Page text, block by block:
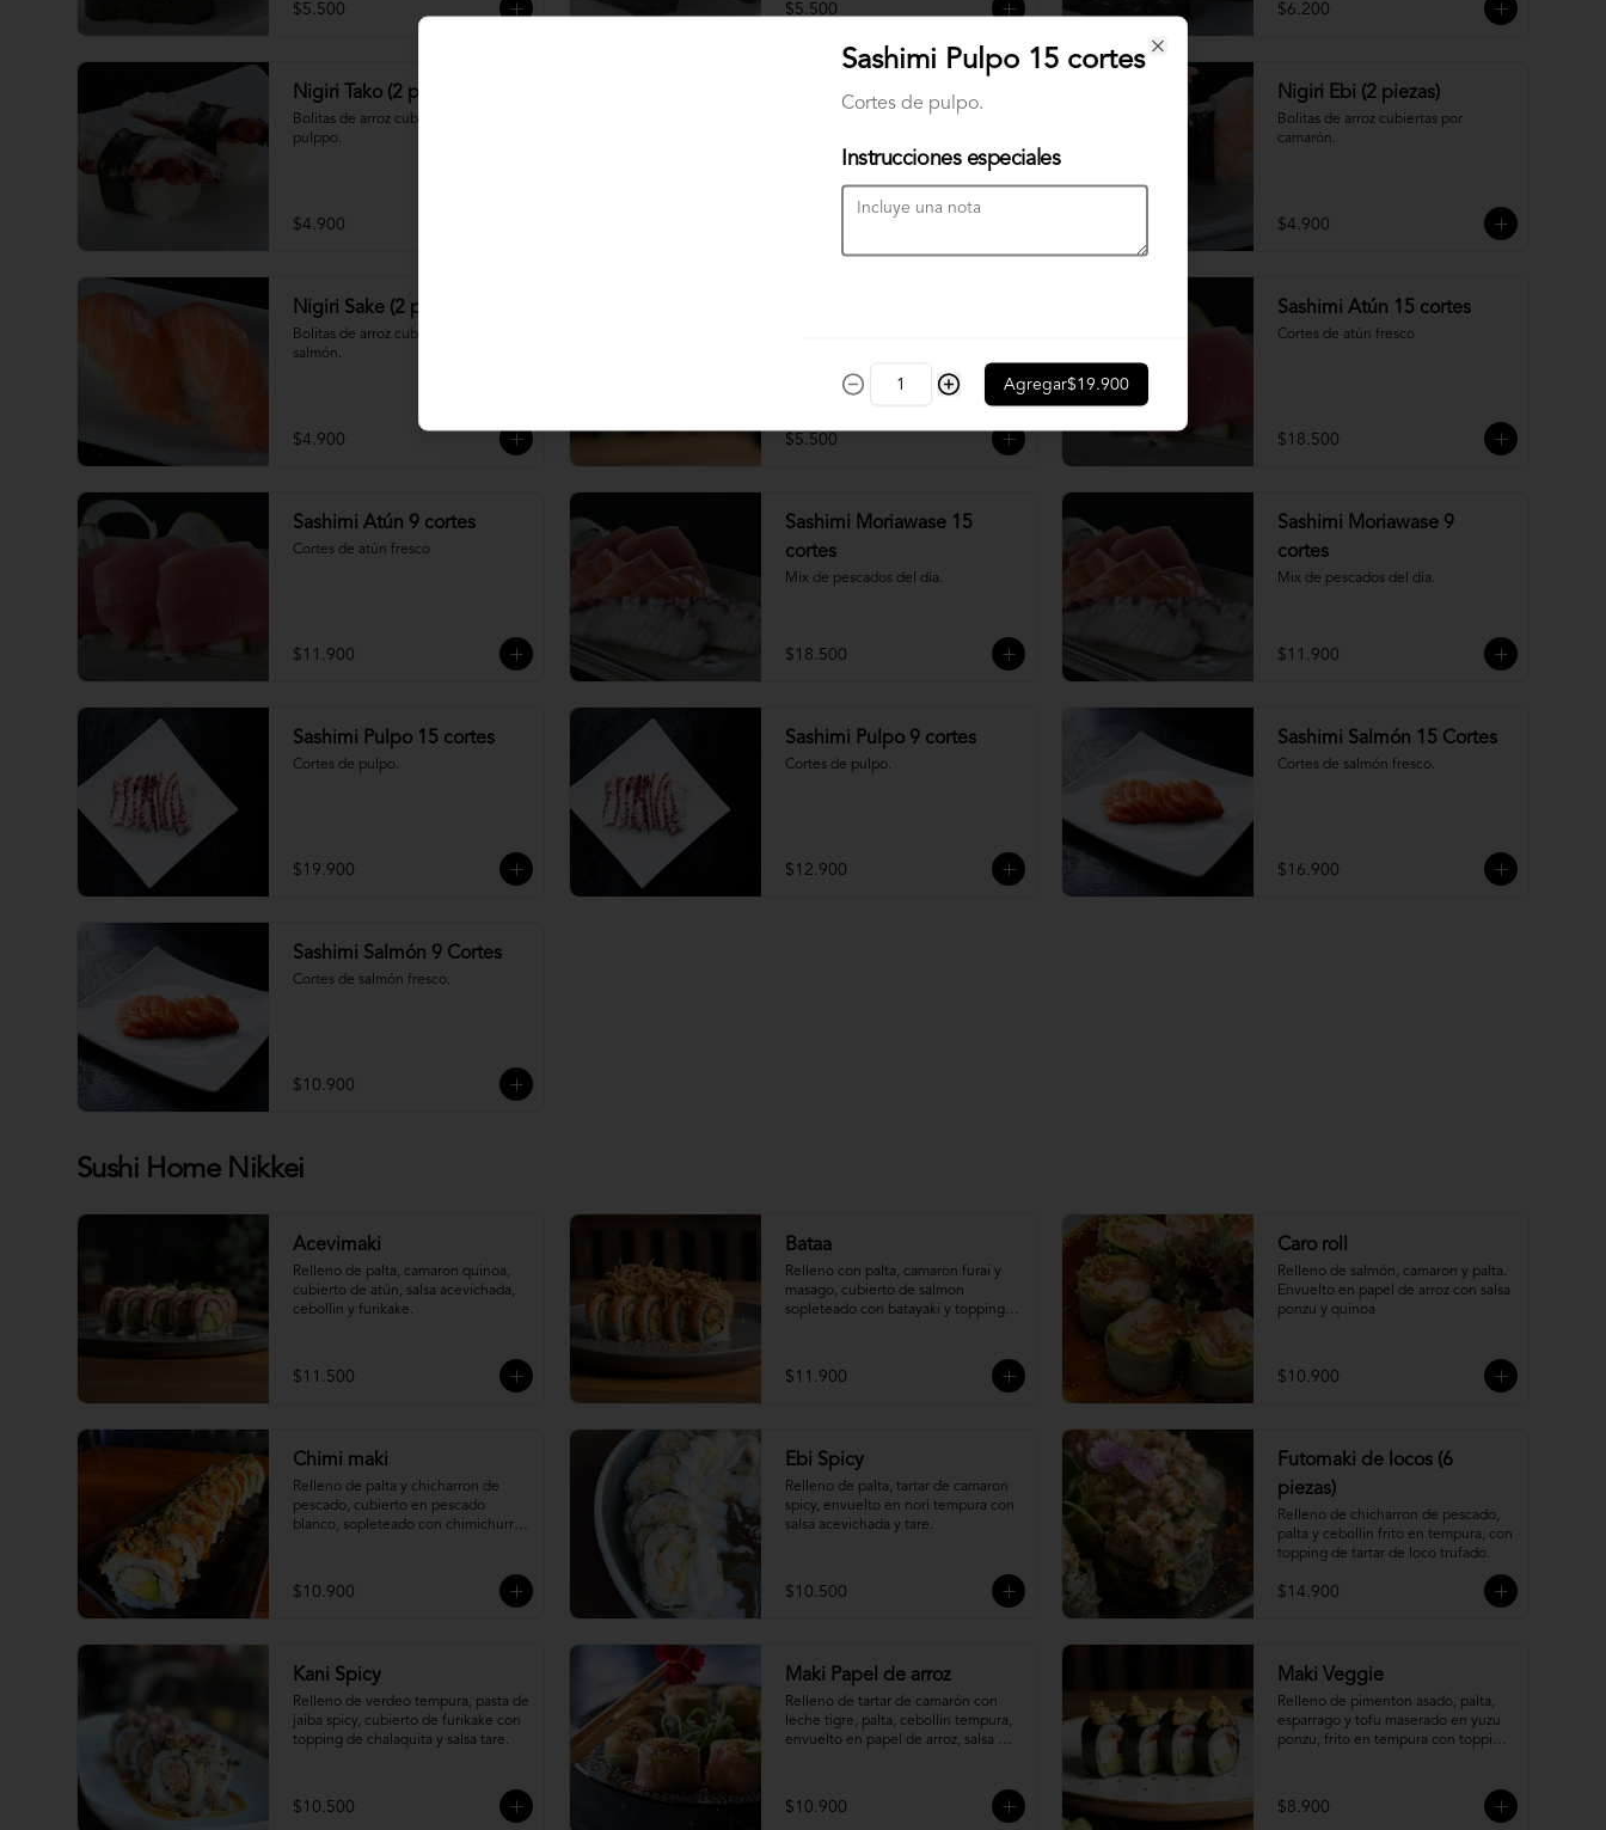
$5.500 $5.500 $6.200
Nigiri Tako (2 piezas)
Bolitas de arroz cubiertas por
pulppo.
$4.900
Nigiri Atún (2 piezas)
Bolitas de arroz cubiertas por atún.
Nigiri Ebi (2 piezas)
Bolitas de arroz cubiertas por
camarón.
$4.900
Nigiri Sake (2 piezas)
Bolitas de arroz cubiertas por
salmón.
$4.900 $5.500
Sashimi Atún 15 cortes
Cortes de atún fresco
$18.500
Sashimi Atún 9 cortes
Cortes de atún fresco
$11.900
Sashimi Moriawase 15
cortes
Mix de pescados del día.
$18.500
Sashimi Moriawase 9
cortes
Mix de pescados del día.
$11.900
Sashimi Pulpo 15 cortes
Cortes de pulpo.
$19.900
Sashimi Pulpo 9 cortes
Cortes de pulpo.
$12.900
Sashimi Salmón 15 Cortes
Cortes de salmón fresco.
$16.900
Sashimi Salmón 9 Cortes
Cortes de salmón fresco.
$10.900
Sushi Home Nikkei
Acevimaki
Relleno de palta, camaron quinoa,
cubierto de atún, salsa acevichada,
cebollin y furikake.
$11.500
Bataa
Relleno con palta, camaron furai y
masago, cubierto de salmon
sopleteado con batayaki y topping
$11.900
Caro roll
Relleno de salmón, camaron y palta.
Envuelto en papel de arroz con salsa
ponzu y quinoa
$10.900
Chimi maki
Relleno de palta y chicharron de
pescado, cubierto en pescado
blanco, sopleteado con chimichurri
$10.900
Ebi Spicy
Relleno de palta, tartar de camaron
spicy, envuelto en nori tempura con
salsa acevichada y tare.
$10.500
Futomaki de locos (6
piezas)
Relleno de chicharron de pescado,
palta y cebollin frito en tempura, con
topping de tartar de loco trufado.
$14.900
Kani Spicy
Relleno de verdeo tempura, pasta de
jaiba spicy, cubierto de furikake con
topping de chalaquita y salsa tare.
$10.500
Maki Papel de arroz
Relleno de tartar de camarón con
leche tigre, palta, cebollín tempura,
envuelto en papel de arroz, salsa
$10.900
Maki Veggie
Relleno de pimenton asado, palta,
esparrago y tofu maserado en yuzu
ponzu, frito en tempura con topping
$8.900
Sashimi Pulpo 15 cortes
Cortes de pulpo.
Instrucciones especiales
Agregar$19.900
Close